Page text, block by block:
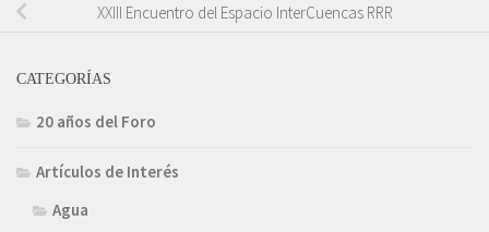
XXIII Encuentro del Espacio InterCuencas RRR
CATEGORÍAS
20 años del Foro
Artículos de Interés
Agua